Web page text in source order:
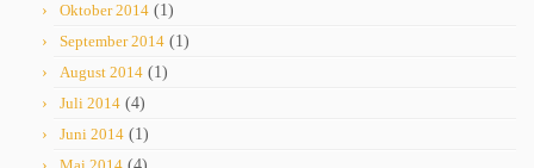
Oktober 2014 (1)
September 2014 (1)
August 2014 (1)
Juli 2014 (4)
Juni 2014 (1)